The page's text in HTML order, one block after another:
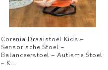
Corenia Draaistoel Kids –
Sensorische Stoel –
Balanceerstoel – Autisme Stoel
– K...